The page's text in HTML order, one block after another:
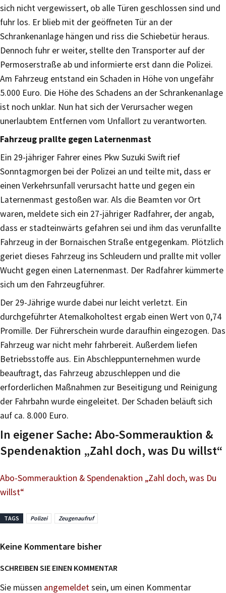
sich nicht vergewissert, ob alle Türen geschlossen sind und
fuhr los. Er blieb mit der geöffneten Tür an der
Schrankenanlage hängen und riss die Schiebetür heraus.
Dennoch fuhr er weiter, stellte den Transporter auf der
Permoserstraße ab und informierte erst dann die Polizei.
Am Fahrzeug entstand ein Schaden in Höhe von ungefähr
5.000 Euro. Die Höhe des Schadens an der Schrankenanlage
ist noch unklar. Nun hat sich der Verursacher wegen
unerlaubtem Entfernen vom Unfallort zu verantworten.
Fahrzeug prallte gegen Laternenmast
Ein 29-jähriger Fahrer eines Pkw Suzuki Swift rief
Sonntagmorgen bei der Polizei an und teilte mit, dass er
einen Verkehrsunfall verursacht hatte und gegen ein
Laternenmast gestoßen war. Als die Beamten vor Ort
waren, meldete sich ein 27-jähriger Radfahrer, der angab,
dass er stadteinwärts gefahren sei und ihm das verunfallte
Fahrzeug in der Bornaischen Straße entgegenkam. Plötzlich
geriet dieses Fahrzeug ins Schleudern und prallte mit voller
Wucht gegen einen Laternenmast. Der Radfahrer kümmerte
sich um den Fahrzeugführer.
Der 29-Jährige wurde dabei nur leicht verletzt. Ein
durchgeführter Atemalkoholtest ergab einen Wert von 0,74
Promille. Der Führerschein wurde daraufhin eingezogen. Das
Fahrzeug war nicht mehr fahrbereit. Außerdem liefen
Betriebsstoffe aus. Ein Abschleppunternehmen wurde
beauftragt, das Fahrzeug abzuschleppen und die
erforderlichen Maßnahmen zur Beseitigung und Reinigung
der Fahrbahn wurde eingeleitet. Der Schaden beläuft sich
auf ca. 8.000 Euro.
In eigener Sache: Abo-Sommerauktion &
Spendenaktion „Zahl doch, was Du willst“
Abo-Sommerauktion & Spendenaktion „Zahl doch, was Du
willst“
TAGS Polizei Zeugenaufruf
Keine Kommentare bisher
SCHREIBEN SIE EINEN KOMMENTAR
Sie müssen angemeldetsein, um einen Kommentar